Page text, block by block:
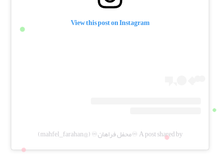
View this post on Instagram
A post shared by ♾️محفل فراهان♾️ (@mahfel_farahan)